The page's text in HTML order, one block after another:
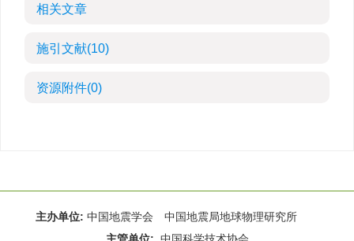
相关文章
施引文献(10)
资源附件(0)
主办单位: 中国地震学会 中国地震局地球物理研究所